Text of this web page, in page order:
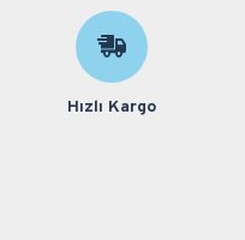
Hızlı Kargo